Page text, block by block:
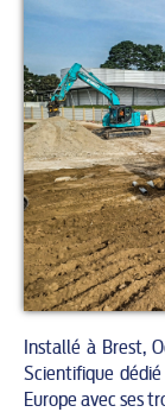
Installé à Brest,
Scientifique
Europe avec ses